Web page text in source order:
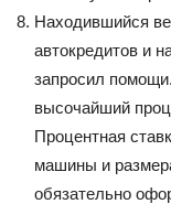
Находившийся
автокредитов и
запросил
высочайший
Процентная
машины и
обязательно